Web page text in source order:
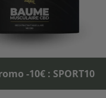
-10€ : SPORT10